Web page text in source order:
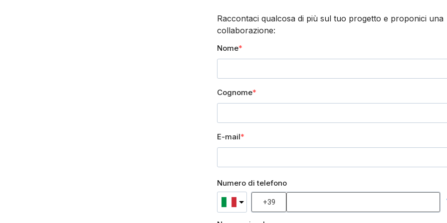
Raccontaci qualcosa di più sul tuo progetto e proponici una
collaborazione:
Nome
Cognome
E-mail
Numero di telefono